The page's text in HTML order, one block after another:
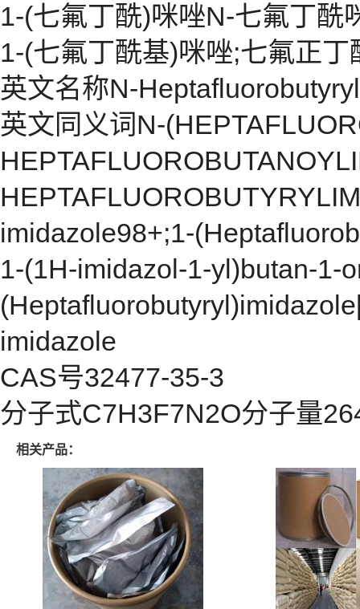
1-(七氟丁酰)咪唑N-七氟丁酰
1-(七氟丁酰基)咪唑;七氟正
英文名称N-
英文同义词N-
imidazole98+;1-
1-(1H-imidazol-1-yl)butan-1-
imidazole
CAS号32477-35-3
分子式C7H3F7N2O分子量
相关产品：